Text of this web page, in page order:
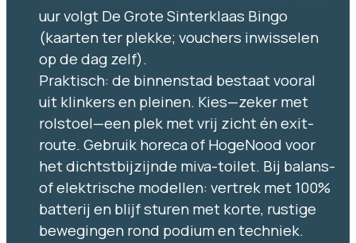
uur volgt De Grote Sinterklaas Bingo
(kaarten ter plekke; vouchers inwisselen
op de dag zelf).
Praktisch: de binnenstad bestaat vooral
uit klinkers en pleinen. Kies—zeker met
rolstoel—een plek met vrij zicht én exit-
route. Gebruik horeca of HogeNood voor
het dichtstbijzijnde miva-toilet. Bij balans-
of elektrische modellen: vertrek met 100%
batterij en blijf sturen met korte, rustige
bewegingen rond podium en techniek.